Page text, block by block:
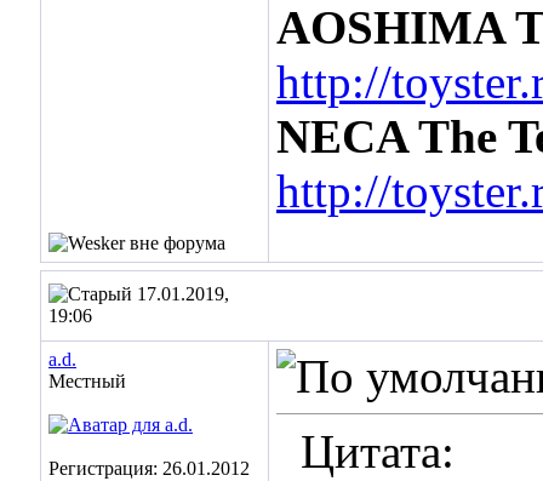
AOSHIMA
http://
NECA The
http://
17.01.2019,
19:06
a.d.
Местный
Регистрация: 26.01.2012
Цитата: